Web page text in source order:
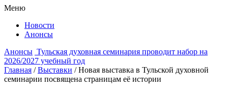
Меню
Новости
Анонсы
Анонсы Тульская духовная семинария проводит набор на
2026/2027 учебный год
Главная / Выставки / Новая выставка в Тульской духовной
семинарии посвящена страницам её истории